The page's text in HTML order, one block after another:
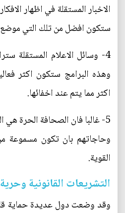
الاخبار المستقلة في اظهار
ستكون افضل من تلك التي موضع
4- وسائل الاعلام المستقلة
وهذه البرامج ستكون اكثر
اكثر مما يتم عند اخفائها.
5- غالبا فان الصحافة الحرة
وحاجاتهم بان تكون مسموعة
القوية.
التشريعات القانونية
وقد وضعت دول عديدة حماية